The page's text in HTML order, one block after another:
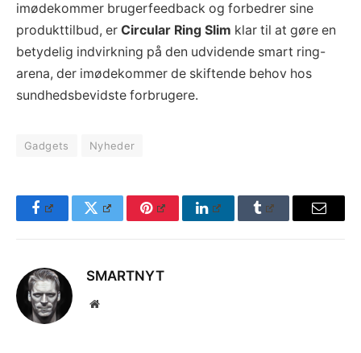
imødekommer brugerfeedback og forbedrer sine
produkttilbud, er Circular Ring Slim klar til at gøre en
betydelig indvirkning på den udvidende smart ring-
arena, der imødekommer de skiftende behov hos
sundhedsbevidste forbrugere.
Gadgets Nyheder
FacebookTwitter Pinterest LinkedInTumblr Email
SMARTNYT
Website